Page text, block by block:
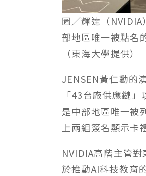
圖／輝達（
部地區唯一被點名
（東海大學提供）
JENSEN黃仁勳的
「43台廠供應鏈
是中部地區唯一被
上兩組簽名顯示卡
NVIDIA高階主管
於推動AI科技教育